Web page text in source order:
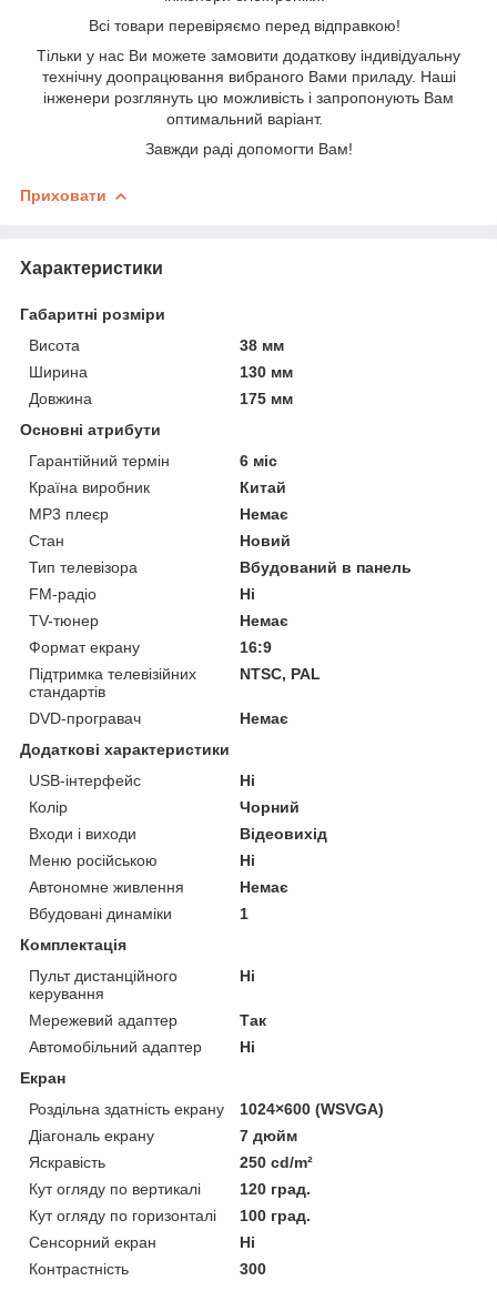
Всі товари перевіряємо перед відправкою!
Тільки у нас Ви можете замовити додаткову індивідуальну
технічну доопрацювання вибраного Вами приладу. Наші
інженери розглянуть цю можливість і запропонують Вам
оптимальний варіант.
Завжди раді допомогти Вам!
Приховати
Характеристики
Габаритні розміри
Висота
38 мм
Ширина
130 мм
Довжина
175 мм
Основні атрибути
Гарантійний термін
6 міс
Країна виробник
Китай
MP3 плеєр
Немає
Стан
Новий
Тип телевізора
Вбудований в панель
FM-радіо
Ні
TV-тюнер
Немає
Формат екрану
16:9
Підтримка телевізійних
стандартів
NTSC, PAL
DVD-програвач
Немає
Додаткові характеристики
USB-інтерфейс
Ні
Колір
Чорний
Входи і виходи
Відеовихід
Меню російською
Ні
Автономне живлення
Немає
Вбудовані динаміки
1
Комплектація
Пульт дистанційного
керування
Ні
Мережевий адаптер
Так
Автомобільний адаптер
Ні
Екран
Роздільна здатність екрану
1024×600 (WSVGA)
Діагональ екрану
7 дюйм
Яскравість
250 cd/m²
Кут огляду по вертикалі
120 град.
Кут огляду по горизонталі
100 град.
Сенсорний екран
Ні
Контрастність
300